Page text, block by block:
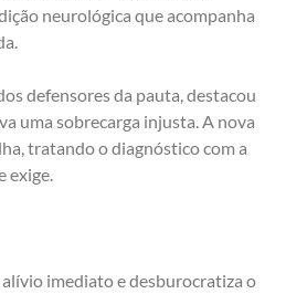
neurológica que acompanha
defensores da pauta, destacou
uma sobrecarga injusta. A nova
tratando o diagnóstico com a
exige.
imediato e desburocratiza o